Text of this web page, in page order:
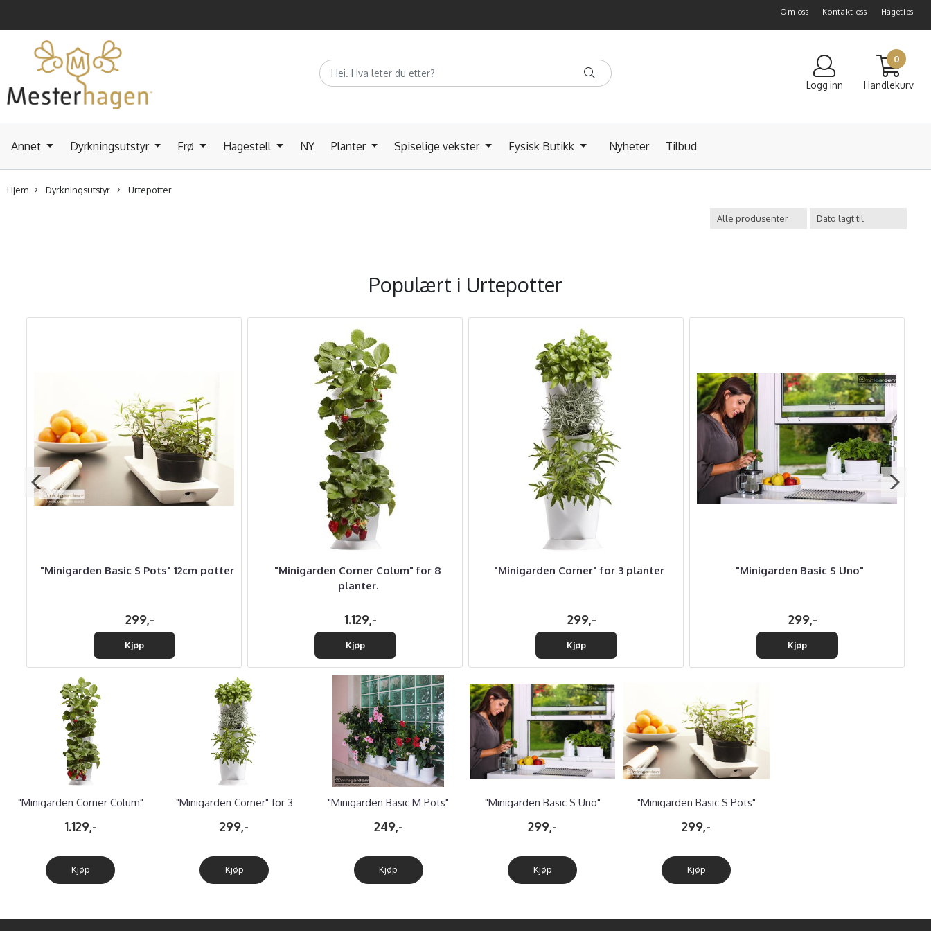
Om oss Kontakt oss Hagetips
Logg inn
0
Handlekurv
Annet Dyrkningsutstyr Frø Hagestell NY Planter Spiselige vekster Fysisk Butikk Nyheter Tilbud
Hjem Dyrkningsutstyr Urtepotter
Populært i Urtepotter
"Minigarden Basic S Pots" 12cm potter
299,-
Kjøp
"Minigarden Corner Colum" for 8
planter.
1.129,-
Kjøp
"Minigarden Corner" for 3 planter
299,-
Kjøp
"Minigarden Basic S Uno"
299,-
Kjøp
"Minigarden Corner Colum"
for 8 planter.
1.129,-
Kjøp
"Minigarden Corner" for 3
planter
299,-
Kjøp
"Minigarden Basic M Pots"
16cm potter
249,-
Kjøp
"Minigarden Basic S Uno"
299,-
Kjøp
"Minigarden Basic S Pots"
12cm potter
299,-
Kjøp